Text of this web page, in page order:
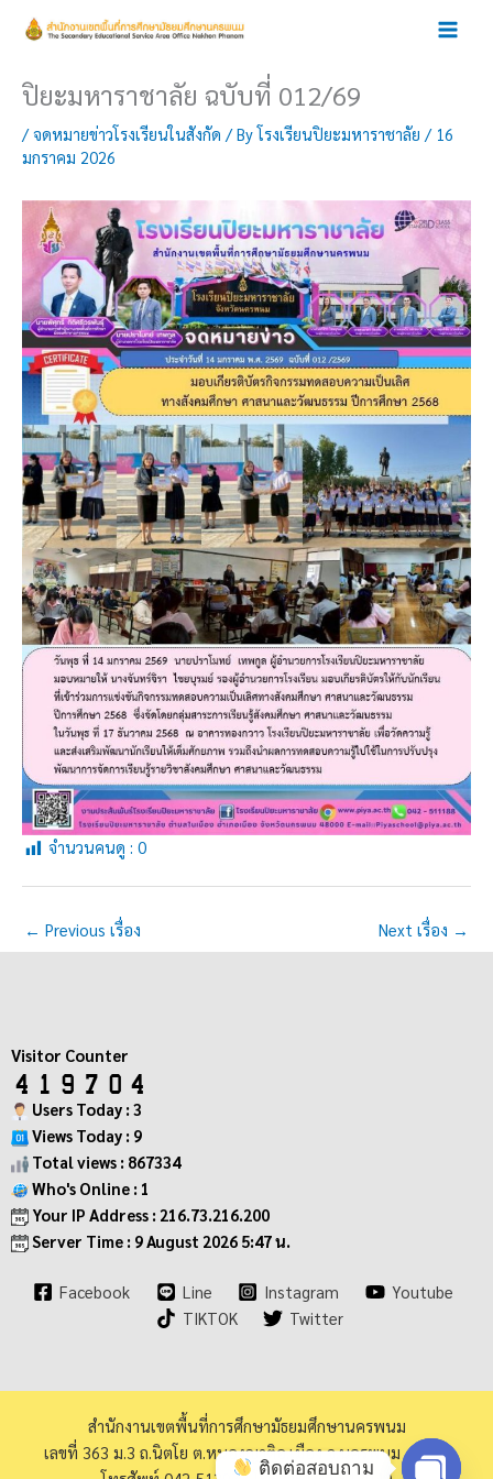
ปิยะมหาราชาลัย ฉบับที่ 012/69
/จดหมายข่าวโรงเรียนในสังกัด / Byโรงเรียนปิยะมหาราชาลัย / 16
มกราคม 2026
จำนวนคนดู : 0
← Previous เรื่อง Next เรื่อง →
Visitor Counter
Users Today : 3
Views Today : 9
Total views : 867334
Who's Online : 1
Your IP Address : 216.73.216.200
Server Time : 9 August 2026 5:47 น.
Facebook Line Instagram
Youtube
TIKTOK
Twitter
สำนักงานเขตพื้นที่การศึกษามัธยมศึกษานครพนม
เลขที่ 363 ม.3 ถ.นิตโย ต.หนองญาติอ.เมือง จ.นครพนม 48000
ติดต่อสอบถาม